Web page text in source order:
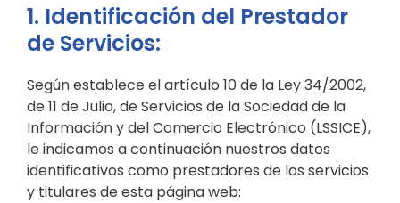
1. Identificación del Prestador
de Servicios:
Según establece el artículo 10 de la Ley 34/2002,
de 11 de Julio, de Servicios de la Sociedad de la
Información y del Comercio Electrónico (LSSICE),
le indicamos a continuación nuestros datos
identificativos como prestadores de los servicios
y titulares de esta página web: